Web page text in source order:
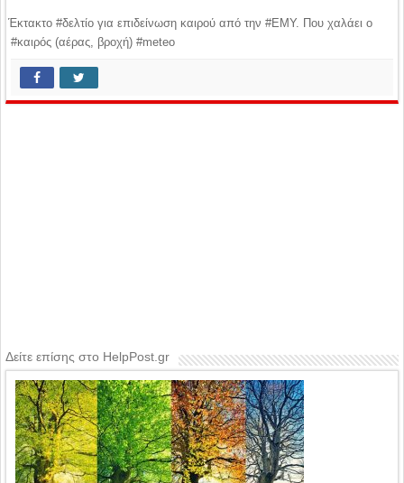
Έκτακτο #δελτίο για επιδείνωση καιρού από την #ΕΜΥ. Που χαλάει ο
#καιρός (αέρας, βροχή) #meteo
Δείτε επίσης στο HelpPost.gr